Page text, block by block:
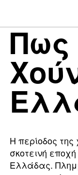
Πως
Η περίοδος
σκοτεινή
Ελλάδας.